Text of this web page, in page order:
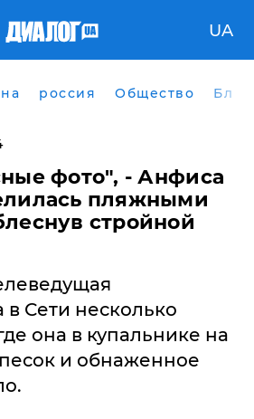
UA
россия Общество
фото", - Анфиса
пляжными
стройной
в Сети несколько
она в купальнике на
и обнаженное